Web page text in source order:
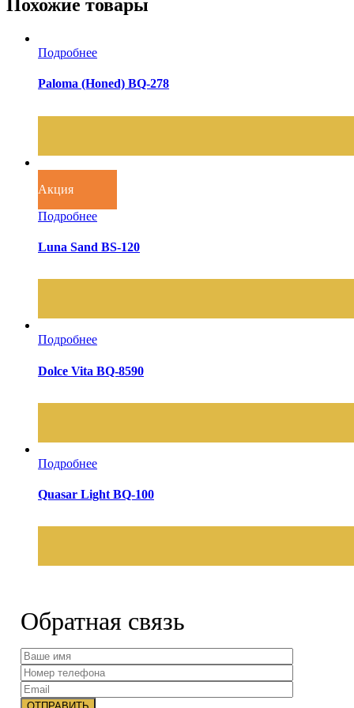
Похожие товары
Подробнее
Paloma (Honed) BQ-278
Акция
Подробнее
Luna Sand BS-120
Подробнее
Dolce Vita BQ-8590
Подробнее
Quasar Light BQ-100
Обратная связь